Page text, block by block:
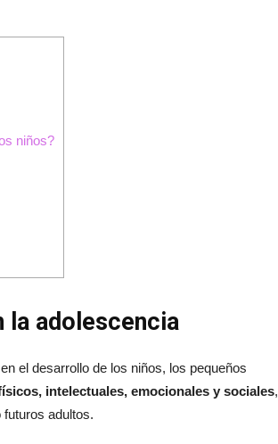
niños?
la adolescencia
el desarrollo de los niños, los pequeños
intelectuales, emocionales y sociales,
adultos.